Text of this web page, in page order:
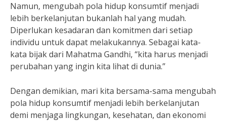
Namun, mengubah pola hidup konsumtif menjadi
lebih berkelanjutan bukanlah hal yang mudah.
Diperlukan kesadaran dan komitmen dari setiap
individu untuk dapat melakukannya. Sebagai kata-
kata bijak dari Mahatma Gandhi, “kita harus menjadi
perubahan yang ingin kita lihat di dunia.”
Dengan demikian, mari kita bersama-sama mengubah
pola hidup konsumtif menjadi lebih berkelanjutan
demi menjaga lingkungan, kesehatan, dan ekonomi